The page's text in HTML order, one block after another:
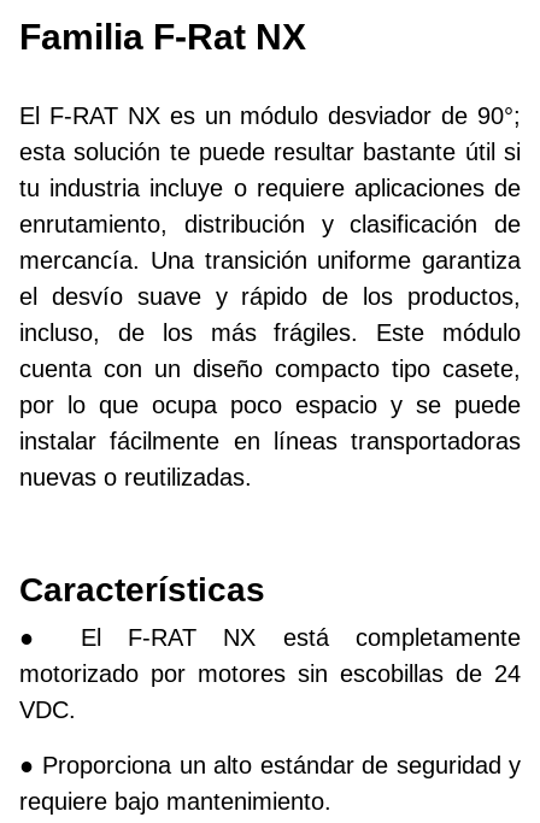
Familia F-Rat NX
El F-RAT NX es un módulo desviador de 90°;
esta solución te puede resultar bastante útil si
tu industria incluye o requiere aplicaciones de
enrutamiento, distribución y clasificación de
mercancía. Una transición uniforme garantiza
el desvío suave y rápido de los productos,
incluso, de los más frágiles. Este módulo
cuenta con un diseño compacto tipo casete,
por lo que ocupa poco espacio y se puede
instalar fácilmente en líneas transportadoras
nuevas o reutilizadas.
Características
● El F-RAT NX está completamente
motorizado por motores sin escobillas de 24
VDC.
● Proporciona un alto estándar de seguridad y
requiere bajo mantenimiento.